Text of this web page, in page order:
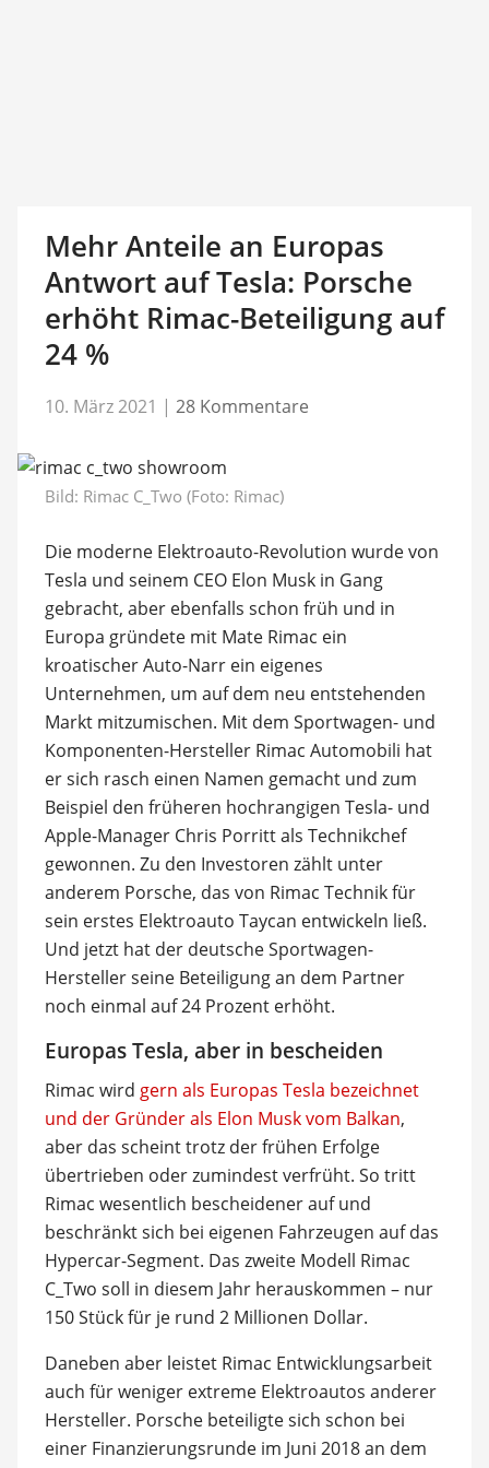
Mehr Anteile an Europas
Antwort auf Tesla: Porsche
erhöht Rimac-Beteiligung auf
24 %
10. März 2021 | 28 Kommentare
Bild: Rimac C_Two (Foto: Rimac)
Die moderne Elektroauto-Revolution wurde von
Tesla und seinem CEO Elon Musk in Gang
gebracht, aber ebenfalls schon früh und in
Europa gründete mit Mate Rimac ein
kroatischer Auto-Narr ein eigenes
Unternehmen, um auf dem neu entstehenden
Markt mitzumischen. Mit dem Sportwagen- und
Komponenten-Hersteller Rimac Automobili hat
er sich rasch einen Namen gemacht und zum
Beispiel den früheren hochrangigen Tesla- und
Apple-Manager Chris Porritt als Technikchef
gewonnen. Zu den Investoren zählt unter
anderem Porsche, das von Rimac Technik für
sein erstes Elektroauto Taycan entwickeln ließ.
Und jetzt hat der deutsche Sportwagen-
Hersteller seine Beteiligung an dem Partner
noch einmal auf 24 Prozent erhöht.
Europas Tesla, aber in bescheiden
Rimac wird gern als Europas Tesla bezeichnet
und der Gründer als Elon Musk vom Balkan,
aber das scheint trotz der frühen Erfolge
übertrieben oder zumindest verfrüht. So tritt
Rimac wesentlich bescheidener auf und
beschränkt sich bei eigenen Fahrzeugen auf das
Hypercar-Segment. Das zweite Modell Rimac
C_Two soll in diesem Jahr herauskommen – nur
150 Stück für je rund 2 Millionen Dollar.
Daneben aber leistet Rimac Entwicklungsarbeit
auch für weniger extreme Elektroautos anderer
Hersteller. Porsche beteiligte sich schon bei
einer Finanzierungsrunde im Juni 2018 an dem